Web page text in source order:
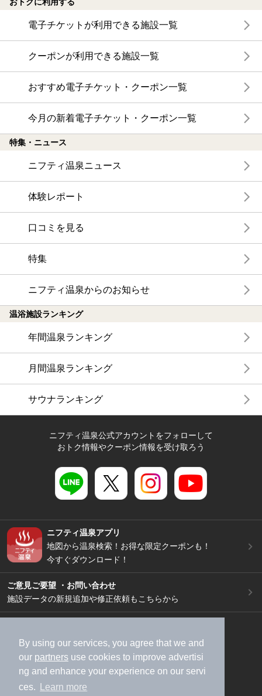
By using our services, you agree that we and
our partners use cookies to improve advertisi
ng and enhance your experience on our servi
ces.
Learn more
おトクに利用する
電子チケットが利用できる施設一覧
クーポンが利用できる施設一覧
おすすめ電子チケット・クーポン一覧
今月の新着電子チケット・クーポン一覧
特集・ニュース
ニフティ温泉ニュース
体験レポート
口コミを見る
特集
ニフティ温泉からのお知らせ
温浴施設ランキング
年間温泉ランキング
月間温泉ランキング
サウナランキング
ニフティ温泉公式アカウントをフォローして
おトク情報やクーポン情報を受け取ろう
ニフティ温泉アプリ
地図から温泉検索！お得な限定クーポンも！
今すぐダウンロード！
ご意見ご要望 ・お問い合わせ
施設データの新規追加や修正依頼もこちらから
加盟店募集（資料請求）
広告出稿のご案内
利用規約
ライフスタイルMEMBERS+規約
特定商取引法に基づく表記
ヘルプ
採用情報
運営会社